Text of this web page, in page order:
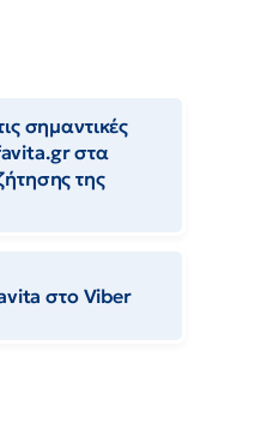
σημαντικές
στα
της
στο Viber